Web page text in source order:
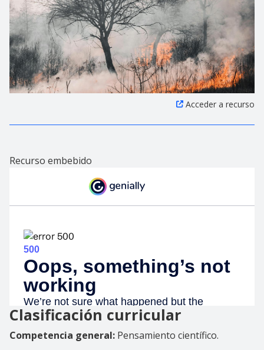
Acceder a recurso
Recurso embebido
Clasificación curricular
Competencia general: Pensamiento científico.